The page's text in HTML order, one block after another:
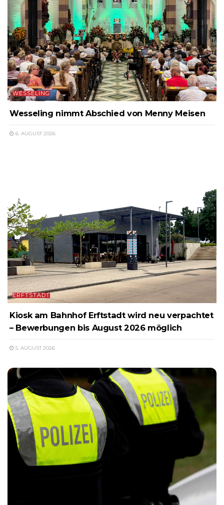
WESSELING
Wesseling nimmt Abschied von Menny Meisen
6. AUGUST 2026
ERFTSTADT
Kiosk am Bahnhof Erftstadt wird neu verpachtet
– Bewerbungen bis August 2026 möglich
5. AUGUST 2026